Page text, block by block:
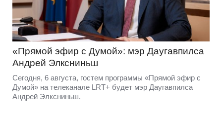
«Прямой эфир с Думой»: мэр Даугавпилса
Андрей Элксниньш
Сегодня, 6 августа, гостем программы «Прямой эфир с
Думой» на телеканале LRT+ будет мэр Даугавпилса
Андрей Элксниньш.